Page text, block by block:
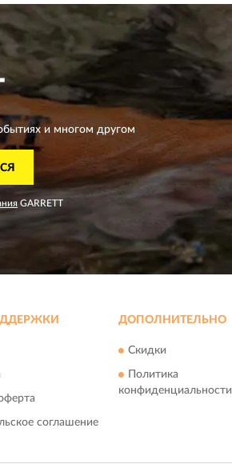
и многом другом
GARRETT
соглашение
ДОПОЛНИТЕЛЬНО
Скидки
Политика
конфиденциальности